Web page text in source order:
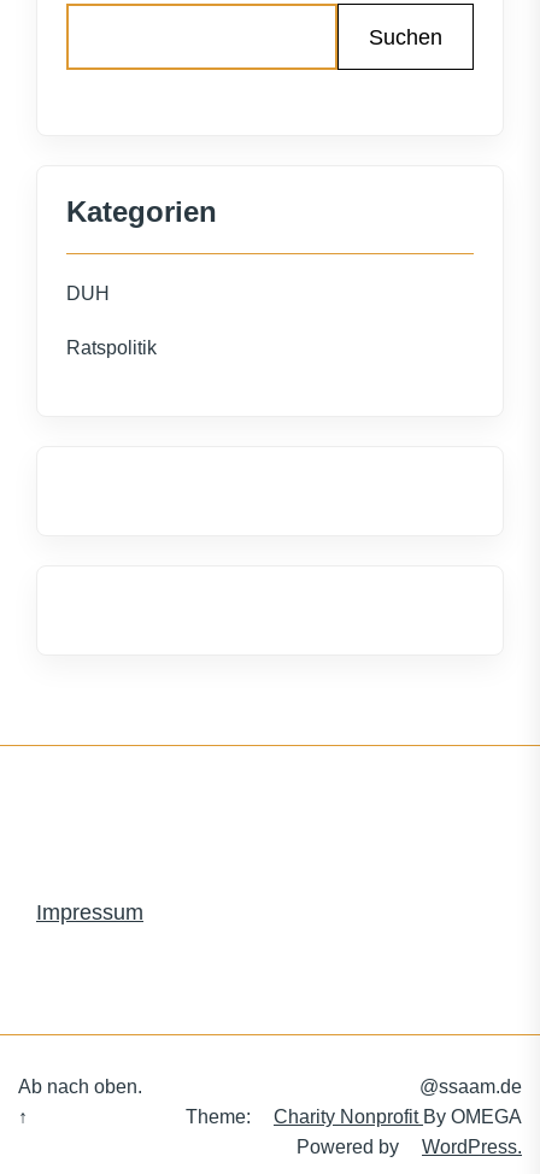
Suchen
Kategorien
DUH
Ratspolitik
Impressum
@ssaam.de
Theme:
Charity Nonprofit By OMEGA
Powered by
WordPress.
Ab nach oben.
↑